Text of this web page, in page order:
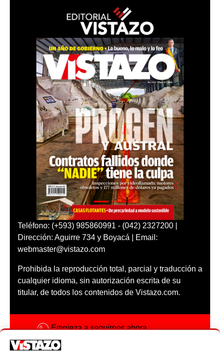
Teléfono: (+593) 985860991 - (042) 2327200 |
Dirección: Aguirre 734 y Boyacá | Email:
webmaster@vistazo.com
Prohibida la reproducción total, parcial y traducción a
cualquier idioma, sin autorización escrita de su
titular, de todos los contenidos de Vistazo.com.
Empieza a seguirnos ahora